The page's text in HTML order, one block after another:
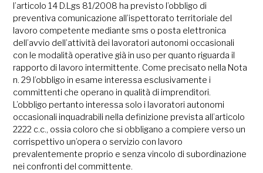
l’articolo 14 D.Lgs 81/2008 ha previsto l’obbligo di
preventiva comunicazione all’ispettorato territoriale del
lavoro competente mediante sms o posta elettronica
dell’avvio dell’attività dei lavoratori autonomi occasionali
con le modalità operative già in uso per quanto riguarda il
rapporto di lavoro intermittente. Come precisato nella Nota
n. 29 l’obbligo in esame interessa esclusivamente i
committenti che operano in qualità di imprenditori.
L’obbligo pertanto interessa solo i lavoratori autonomi
occasionali inquadrabili nella definizione prevista all’articolo
2222 c.c., ossia coloro che si obbligano a compiere verso un
corrispettivo un’opera o servizio con lavoro
prevalentemente proprio e senza vincolo di subordinazione
nei confronti del committente.